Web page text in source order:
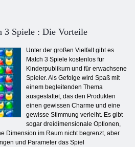
3 Spiele : Die Vorteile
Unter der großen Vielfalt gibt es
Match 3 Spiele kostenlos für
Kinderpublikum und für erwachsene
Spieler. Als Gefolge wird Spaß mit
einem begleitenden Thema
ausgestattet, das den Produkten
einen gewissen Charme und eine
gewisse Stimmung verleiht. Es gibt
sogar dreidimensionale Optionen,
Dimension im Raum nicht begrenzt, aber
und Parameter das Spiel